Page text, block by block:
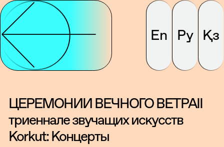
En Ру Қз
ЦЕРЕМОНИИ ВЕЧНОГО ВЕТРАII
триеннале звучащих искусств
Korkut: Концерты